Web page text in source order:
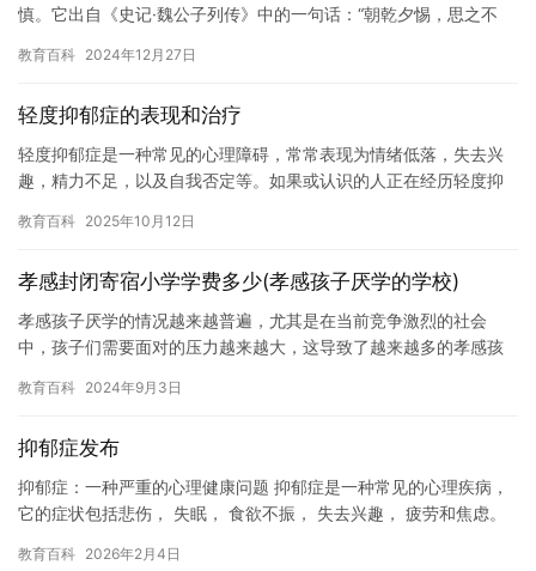
慎。它出自《史记·魏公子列传》中的一句话：“朝乾夕惕，思之不
善…
教育百科 2024年12月27日
轻度抑郁症的表现和治疗
轻度抑郁症是一种常见的心理障碍，常常表现为情绪低落，失去兴
趣，精力不足，以及自我否定等。如果或认识的人正在经历轻度抑
教育百科 2025年10月12日
孝感封闭寄宿小学学费多少(孝感孩子厌学的学校)
孝感孩子厌学的情况越来越普遍，尤其是在当前竞争激烈的社会
中，孩子们需要面对的压力越来越大，这导致了越来越多的孝感孩
力、人…
教育百科 2024年9月3日
抑郁症发布
抑郁症：一种严重的心理健康问题 抑郁症是一种常见的心理疾病，
它的症状包括悲伤， 失眠， 食欲不振， 失去兴趣， 疲劳和焦虑。
教育百科 2026年2月4日